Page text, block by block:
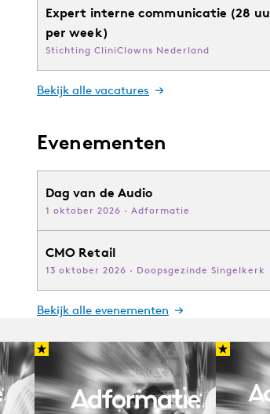
Expert interne communicatie (28
per week)
Stichting CliniClowns Nederland
Bekijk alle vacatures
Evenementen
Dag van de Audio
1 oktober 2026 · Adformatie
CMO Retail
13 oktober 2026 · Doopsgezinde Singelkerk
Bekijk alle evenementen